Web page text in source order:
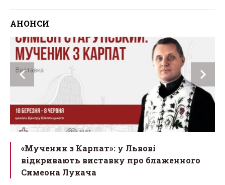
АНОНСИ
Львівський бенедиктинський монастир
св. Йосипа запрошує на ювілей
16 Березня 2026 в 15:43